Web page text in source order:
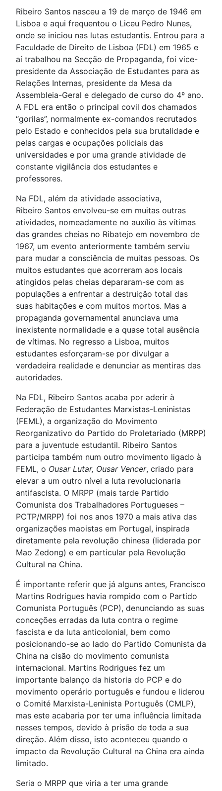
Ribeiro Santos nasceu a 19 de março de 1946 em
Lisboa e aqui frequentou o Liceu Pedro Nunes,
onde se iniciou nas lutas estudantis. Entrou para a
Faculdade de Direito de Lisboa (FDL) em 1965 e
aí trabalhou na Secção de Propaganda, foi vice-
presidente da Associação de Estudantes para as
Relações Internas, presidente da Mesa da
Assembleia-Geral e delegado de curso do 4º ano.
A FDL era então o principal covil dos chamados
“gorilas”, normalmente ex-comandos recrutados
pelo Estado e conhecidos pela sua brutalidade e
pelas cargas e ocupações policiais das
universidades e por uma grande atividade de
constante vigilância dos estudantes e
professores.
Na FDL, além da atividade associativa,
Ribeiro Santos envolveu-se em muitas outras
atividades, nomeadamente no auxílio às vítimas
das grandes cheias no Ribatejo em novembro de
1967, um evento anteriormente também serviu
para mudar a consciência de muitas pessoas. Os
muitos estudantes que acorreram aos locais
atingidos pelas cheias depararam-se com as
populações a enfrentar a destruição total das
suas habitações e com muitos mortos. Mas a
propaganda governamental anunciava uma
inexistente normalidade e a quase total ausência
de vítimas. No regresso a Lisboa, muitos
estudantes esforçaram-se por divulgar a
verdadeira realidade e denunciar as mentiras das
autoridades.
Na FDL, Ribeiro Santos acaba por aderir à
Federação de Estudantes Marxistas-Leninistas
(FEML), a organização do Movimento
Reorganizativo do Partido do Proletariado (MRPP)
para a juventude estudantil. Ribeiro Santos
participa também num outro movimento ligado à
FEML, o Ousar Lutar, Ousar Vencer, criado para
elevar a um outro nível a luta revolucionaria
antifascista. O MRPP (mais tarde Partido
Comunista dos Trabalhadores Portugueses –
PCTP/MRPP) foi nos anos 1970 a mais ativa das
organizações maoistas em Portugal, inspirada
diretamente pela revolução chinesa (liderada por
Mao Zedong) e em particular pela Revolução
Cultural na China.
É importante referir que já alguns antes, Francisco
Martins Rodrigues havia rompido com o Partido
Comunista Português (PCP), denunciando as suas
conceções erradas da luta contra o regime
fascista e da luta anticolonial, bem como
posicionando-se ao lado do Partido Comunista da
China na cisão do movimento comunista
internacional. Martins Rodrigues fez um
importante balanço da historia do PCP e do
movimento operário português e fundou e liderou
o Comité Marxista-Leninista Português (CMLP),
mas este acabaria por ter uma influência limitada
nesses tempos, devido à prisão de toda a sua
direção. Além disso, isto aconteceu quando o
impacto da Revolução Cultural na China era ainda
limitado.
Seria o MRPP que viria a ter uma grande